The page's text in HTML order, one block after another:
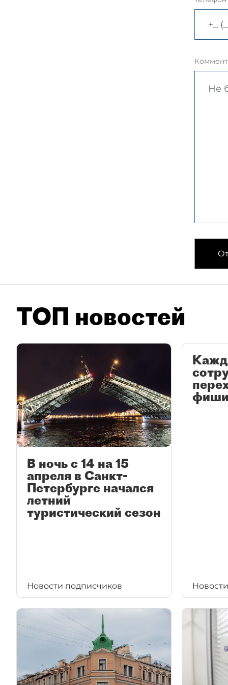
ТОП новостей
В ночь с 14 на 15
апреля в Санкт-
Петербурге начался
летний
туристический сезон
Новости подписчиков